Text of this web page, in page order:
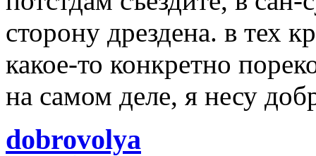
сторону дрездена. в тех
какое-то конкретно
на самом деле, я несу
dobrovolya